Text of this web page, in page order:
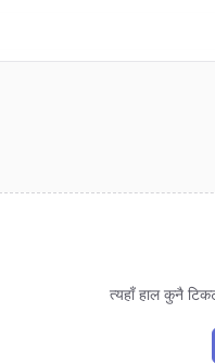
त्यहाँ हाल कुनै